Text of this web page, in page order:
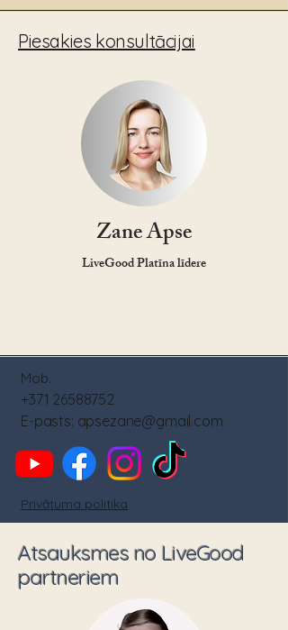
Piesakies konsultācijai
Zane Apse
LiveGood Platīna līdere
Mob.
+371 26588752
E-pasts: apsezane@gmail.com
Privātuma politika
Atsauksmes no LiveGood
partneriem